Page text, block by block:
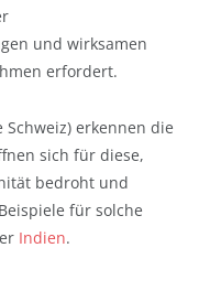
und wirksamen
erfordert.
erkennen die
sich für diese,
bedroht und
für solche
Indien.